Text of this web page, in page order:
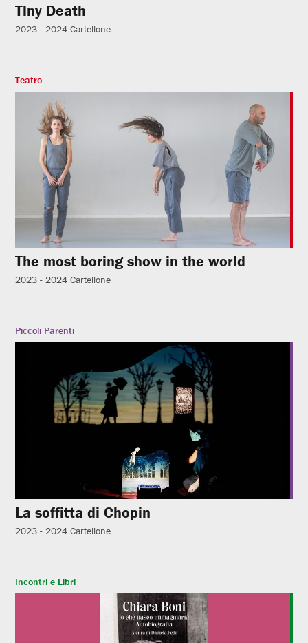
Tiny Death
2023 - 2024 Cartellone
Teatro
The most boring show in the world
2023 - 2024 Cartellone
Piccoli Parenti
La soffitta di Chopin
2023 - 2024 Cartellone
Incontri e Libri